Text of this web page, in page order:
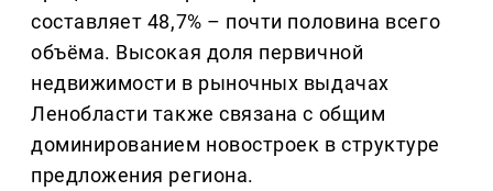
составляет 48,7% – почти половина всего
объёма. Высокая доля первичной
недвижимости в рыночных выдачах
Ленобласти также связана с общим
доминированием новостроек в структуре
предложения региона.